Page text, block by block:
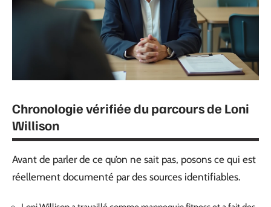
Chronologie vérifiée du parcours de Loni
Willison
Avant de parler de ce qu’on ne sait pas, posons ce qui est
réellement documenté par des sources identifiables.